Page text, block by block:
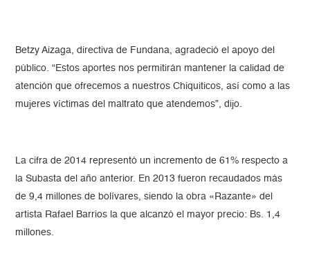
Betzy Aizaga, directiva de Fundana, agradeció el apoyo del
público. “Estos aportes nos permitirán mantener la calidad de
atención que ofrecemos a nuestros Chiquiticos, así como a las
mujeres víctimas del maltrato que atendemos”, dijo.
La cifra de 2014 representó un incremento de 61% respecto a
la Subasta del año anterior. En 2013 fueron recaudados más
de 9,4 millones de bolívares, siendo la obra «Razante» del
artista Rafael Barrios la que alcanzó el mayor precio: Bs. 1,4
millones.